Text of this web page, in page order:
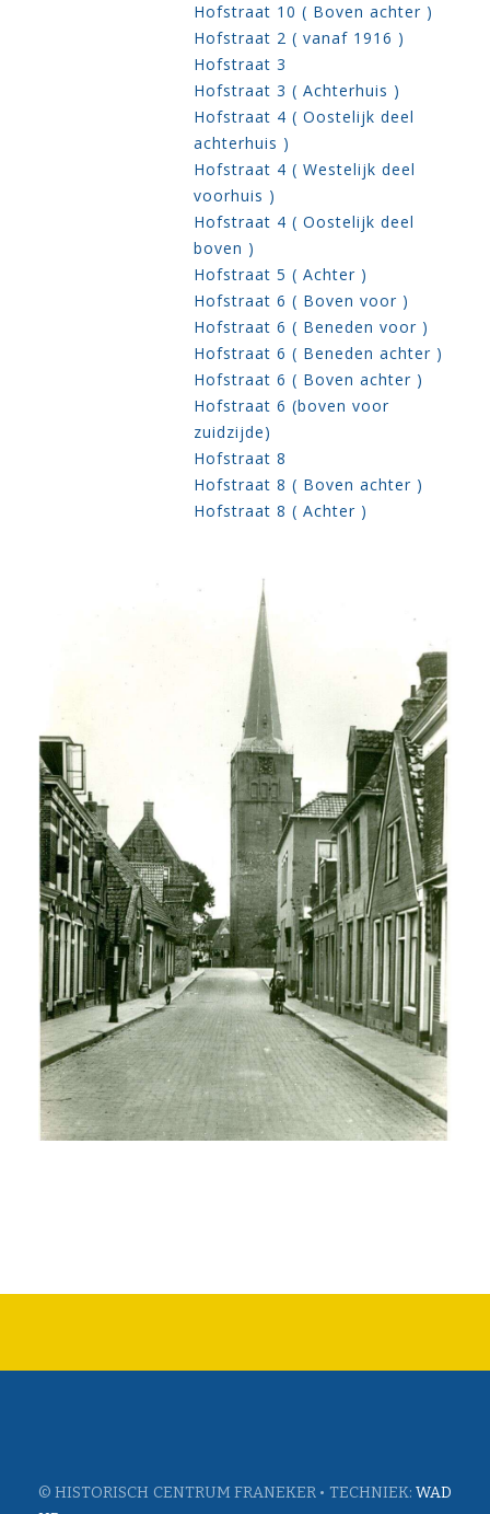
Hofstraat 10 ( Boven achter )
Hofstraat 2 ( vanaf 1916 )
Hofstraat 3
Hofstraat 3 ( Achterhuis )
Hofstraat 4 ( Oostelijk deel
achterhuis )
Hofstraat 4 ( Westelijk deel
voorhuis )
Hofstraat 4 ( Oostelijk deel
boven )
Hofstraat 5 ( Achter )
Hofstraat 6 ( Boven voor )
Hofstraat 6 ( Beneden voor )
Hofstraat 6 ( Beneden achter )
Hofstraat 6 ( Boven achter )
Hofstraat 6 (boven voor
zuidzijde)
Hofstraat 8
Hofstraat 8 ( Boven achter )
Hofstraat 8 ( Achter )
© HISTORISCH CENTRUM FRANEKER • TECHNIEK: WAD